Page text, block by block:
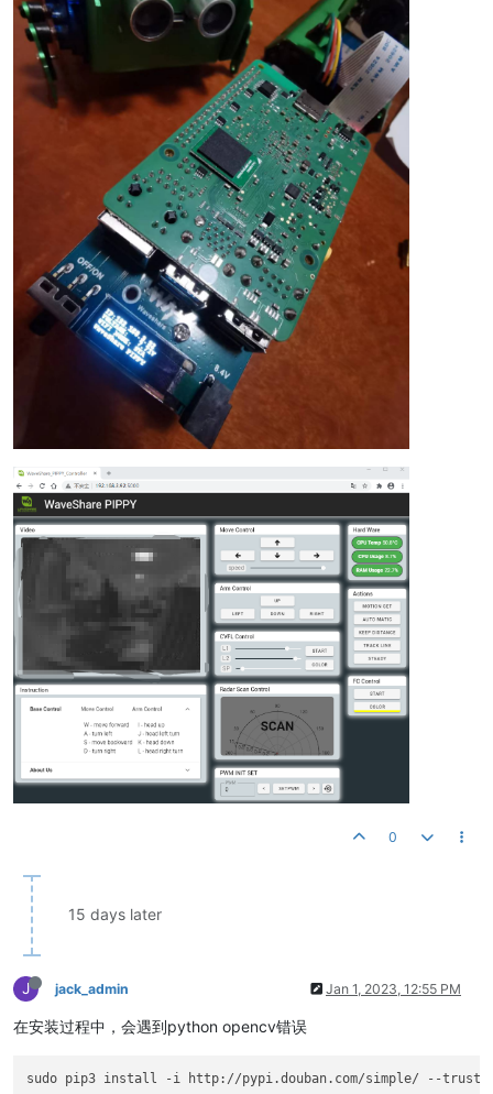
0
15 days later
J jack_admin Jan 1, 2023, 12:55 PM
在安装过程中，会遇到python opencv错误
sudo pip3 install -i http://pypi.douban.com/simple/ --trusted-